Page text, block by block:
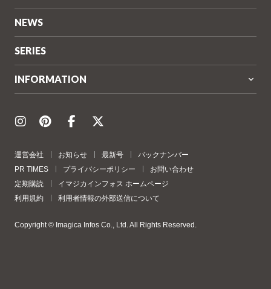
NEWS
SERIES
INFORMATION
運営会社 お知らせ 最新号
バックナンバー
PR TIMES
プライバシーポリシー
お問い合わせ
定期購読
イマジカインフォス ホームページ
利用規約
利用者情報の外部送信について
Copyright © Imagica Infos Co., Ltd. All Rights Reserved.